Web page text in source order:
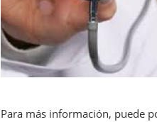
Para más información, puede